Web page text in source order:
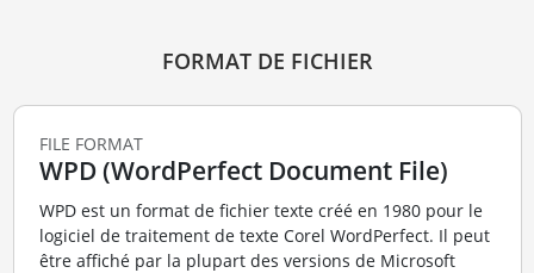
FORMAT DE FICHIER
FILE FORMAT
WPD (WordPerfect Document File)
WPD est un format de fichier texte créé en 1980 pour le
logiciel de traitement de texte Corel WordPerfect. Il peut
être affiché par la plupart des versions de Microsoft